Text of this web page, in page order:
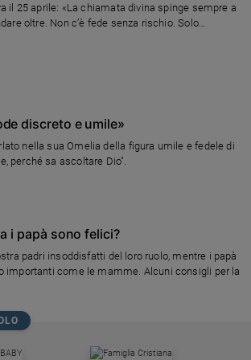
il 25 aprile: «La chiamata divina spinge sempre a
oltre. Non c’è fede senza rischio. Solo
alla grazia, come ha fatto San Giuseppe,
discreto e umile»
nella sua Omelia della figura umile e fedele di
perché sa ascoltare Dio".
i papà sono felici?
padri insoddisfatti del loro ruolo, mentre i papà
importanti come le mamme. Alcuni consigli per la